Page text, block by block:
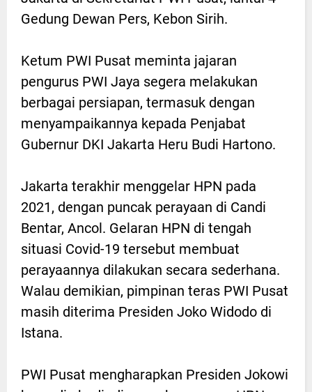
Gedung Dewan Pers, Kebon Sirih.
Ketum PWI Pusat meminta jajaran
pengurus PWI Jaya segera melakukan
berbagai persiapan, termasuk dengan
menyampaikannya kepada Penjabat
Gubernur DKI Jakarta Heru Budi Hartono.
Jakarta terakhir menggelar HPN pada
2021, dengan puncak perayaan di Candi
Bentar, Ancol. Gelaran HPN di tengah
situasi Covid-19 tersebut membuat
perayaannya dilakukan secara sederhana.
Walau demikian, pimpinan teras PWI Pusat
masih diterima Presiden Joko Widodo di
Istana.
PWI Pusat mengharapkan Presiden Jokowi